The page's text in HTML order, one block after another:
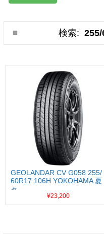
検索: 255/
GEOLANDAR CV G058 255/
60R17 106H YOKOHAMA 夏
タ...
¥23,200